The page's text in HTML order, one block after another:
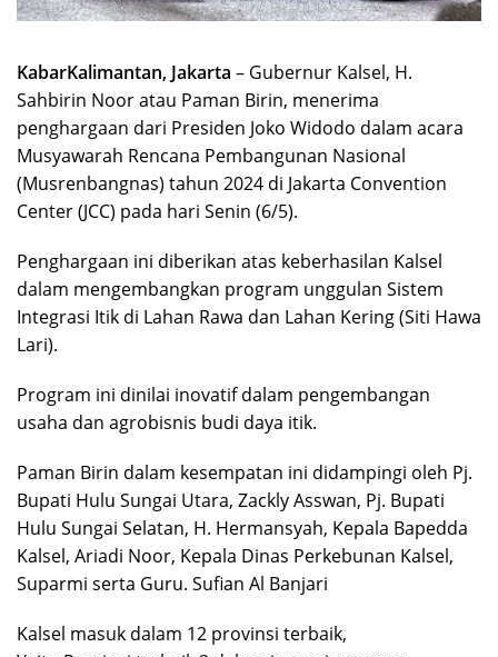
KabarKalimantan, Jakarta – Gubernur Kalsel, H.
Sahbirin Noor atau Paman Birin, menerima
penghargaan dari Presiden Joko Widodo dalam acara
Musyawarah Rencana Pembangunan Nasional
(Musrenbangnas) tahun 2024 di Jakarta Convention
Center (JCC) pada hari Senin (6/5).
Penghargaan ini diberikan atas keberhasilan Kalsel
dalam mengembangkan program unggulan Sistem
Integrasi Itik di Lahan Rawa dan Lahan Kering (Siti Hawa
Lari).
Program ini dinilai inovatif dalam pengembangan
usaha dan agrobisnis budi daya itik.
Paman Birin dalam kesempatan ini didampingi oleh Pj.
Bupati Hulu Sungai Utara, Zackly Asswan, Pj. Bupati
Hulu Sungai Selatan, H. Hermansyah, Kepala Bapedda
Kalsel, Ariadi Noor, Kepala Dinas Perkebunan Kalsel,
Suparmi serta Guru. Sufian Al Banjari
Kalsel masuk dalam 12 provinsi terbaik,